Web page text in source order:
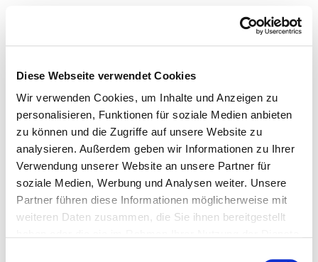
Diese Webseite verwendet Cookies
Wir verwenden Cookies, um Inhalte und Anzeigen zu
personalisieren, Funktionen für soziale Medien anbieten
zu können und die Zugriffe auf unsere Website zu
analysieren. Außerdem geben wir Informationen zu Ihrer
Verwendung unserer Website an unsere Partner für
soziale Medien, Werbung und Analysen weiter. Unsere
Partner führen diese Informationen möglicherweise mit
weiteren Daten zusammen, die Sie ihnen bereitgestellt